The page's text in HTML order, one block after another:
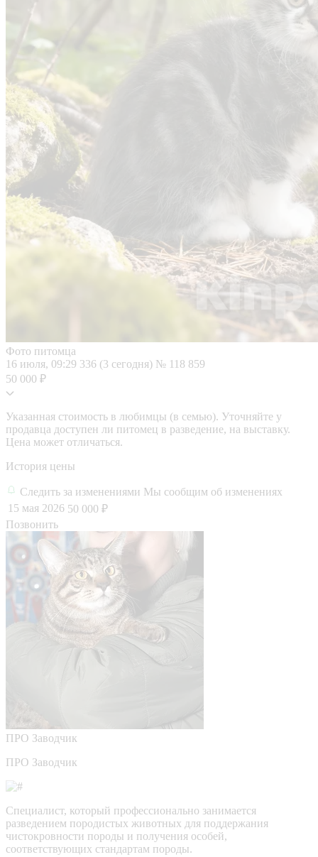
Фото питомца
16 июля, 09:29 336 (3 сегодня) № 118 859
50 000 ₽
Указанная стоимость в любимцы (в семью). Уточняйте у
продавца доступен ли питомец в разведение, на выставку.
Цена может отличаться.
История цены
Следить за изменениями Мы сообщим об изменениях
15 мая 2026 50 000 ₽
Позвонить
ПРО Заводчик
ПРО Заводчик
Специалист, который профессионально занимается
разведением породистых животных для поддержания
чистокровности породы и получения особей,
соответствующих стандартам породы.